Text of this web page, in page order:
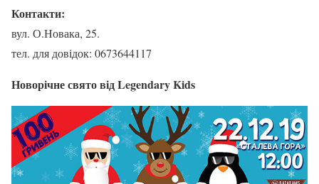
Контакти:
вул. О.Новака, 25.
тел. для довідок: 0673644117
Новорічне свято від Legendary Kids